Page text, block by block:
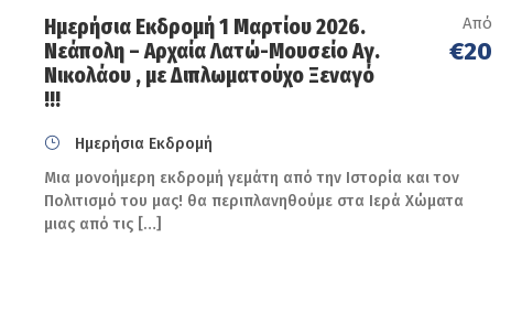
Ημερήσια Εκδρομή 1 Μαρτίου 2026.
Νεάπολη – Αρχαία Λατώ-Μουσείο Αγ.
Νικολάου , με Διπλωματούχο Ξεναγό
!!!
Από
€20
Ημερήσια Εκδρομή
Μια μονοήμερη εκδρομή γεμάτη από την Ιστορία και τον
Πολιτισμό του μας! θα περιπλανηθούμε στα Ιερά Χώματα
μιας από τις […]